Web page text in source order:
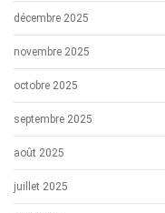
décembre 2025
novembre 2025
octobre 2025
septembre 2025
août 2025
juillet 2025